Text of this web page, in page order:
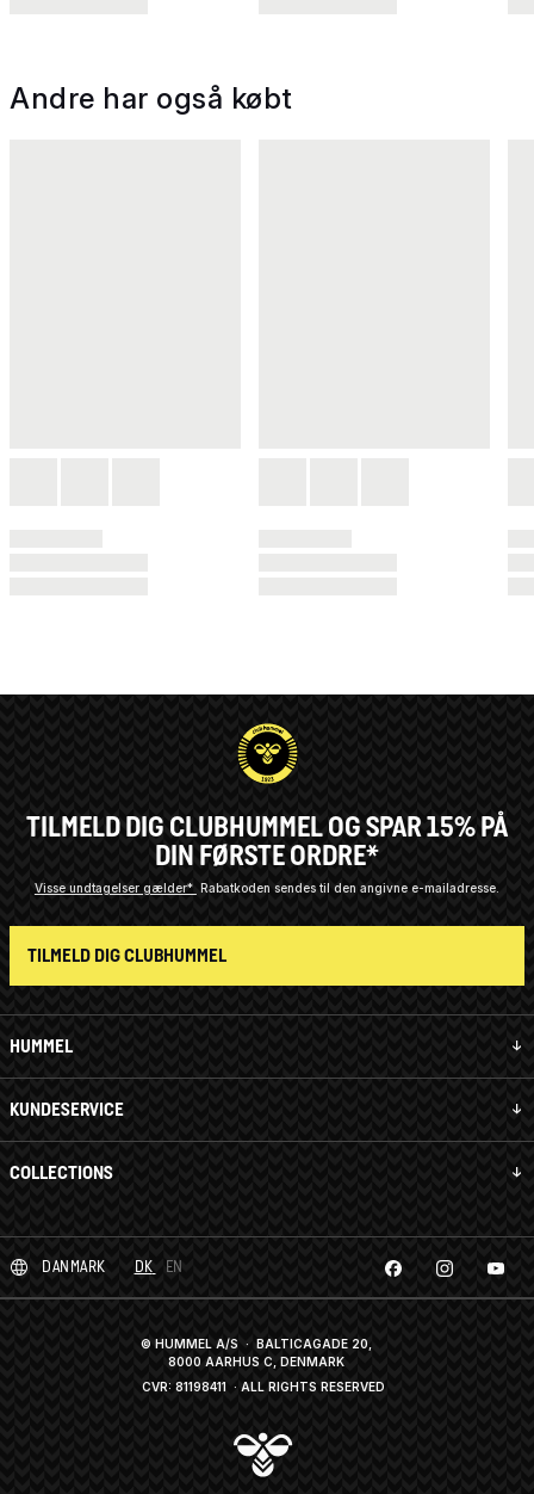
Andre har også købt
HUMMEL
KUNDESERVICE
COLLECTIONS
TILMELD DIG CLUBHUMMEL OG SPAR 15% PÅ
DIN FØRSTE ORDRE*
Visse undtagelser gælder* Rabatkoden sendes til den angivne e-mailadresse.
TILMELD DIG CLUBHUMMEL
DANMARK DK EN
© HUMMEL A/S · BALTICAGADE 20,
8000 AARHUS C, DENMARK
CVR: 81198411 · ALL RIGHTS RESERVED